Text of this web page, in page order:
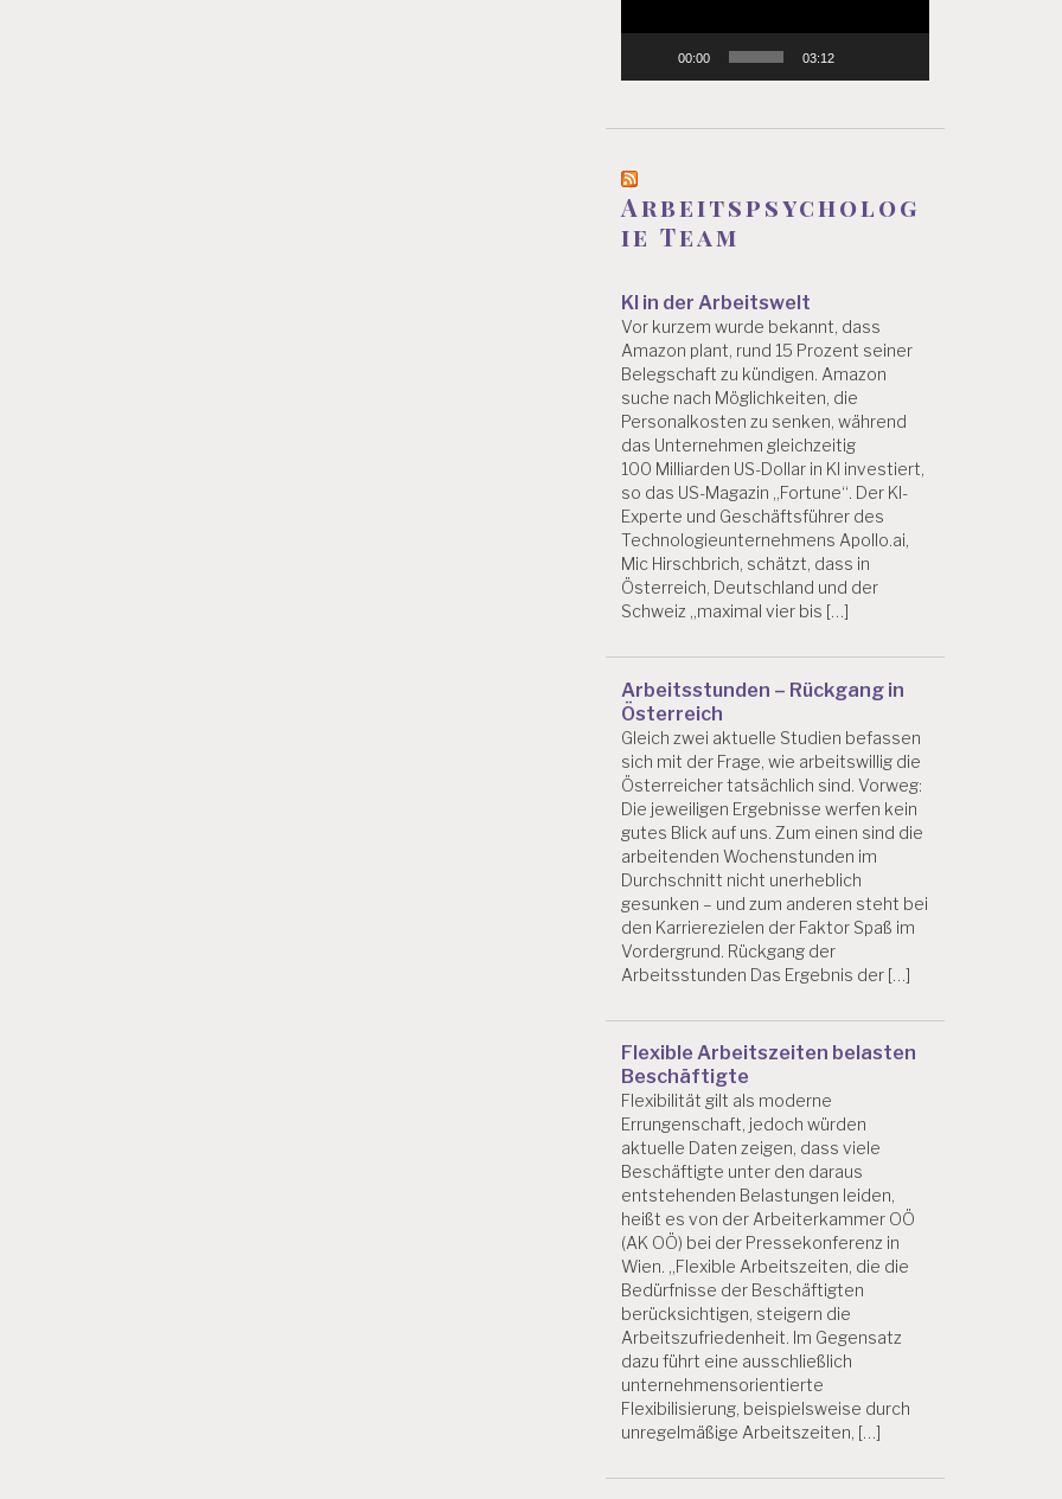
00:00 03:12
Arbeitspsycholog
ie Team
KI in der Arbeitswelt
Vor kurzem wurde bekannt, dass
Amazon plant, rund 15 Prozent seiner
Belegschaft zu kündigen. Amazon
suche nach Möglichkeiten, die
Personalkosten zu senken, während
das Unternehmen gleichzeitig
100 Milliarden US-Dollar in KI investiert,
so das US-Magazin „Fortune“. Der KI-
Experte und Geschäftsführer des
Technologieunternehmens Apollo.ai,
Mic Hirschbrich, schätzt, dass in
Österreich, Deutschland und der
Schweiz „maximal vier bis […]
Arbeitsstunden – Rückgang in
Österreich
Gleich zwei aktuelle Studien befassen
sich mit der Frage, wie arbeitswillig die
Österreicher tatsächlich sind. Vorweg:
Die jeweiligen Ergebnisse werfen kein
gutes Blick auf uns. Zum einen sind die
arbeitenden Wochenstunden im
Durchschnitt nicht unerheblich
gesunken – und zum anderen steht bei
den Karrierezielen der Faktor Spaß im
Vordergrund. Rückgang der
Arbeitsstunden Das Ergebnis der […]
Flexible Arbeitszeiten belasten
Beschäftigte
Flexibilität gilt als moderne
Errungenschaft, jedoch würden
aktuelle Daten zeigen, dass viele
Beschäftigte unter den daraus
entstehenden Belastungen leiden,
heißt es von der Arbeiterkammer OÖ
(AK OÖ) bei der Pressekonferenz in
Wien. „Flexible Arbeitszeiten, die die
Bedürfnisse der Beschäftigten
berücksichtigen, steigern die
Arbeitszufriedenheit. Im Gegensatz
dazu führt eine ausschließlich
unternehmensorientierte
Flexibilisierung, beispielsweise durch
unregelmäßige Arbeitszeiten, […]